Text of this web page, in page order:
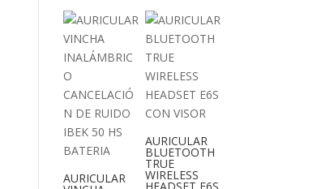
AURICULAR
AURICULAR
BLUETOOTH
TRUE
WIRELESS